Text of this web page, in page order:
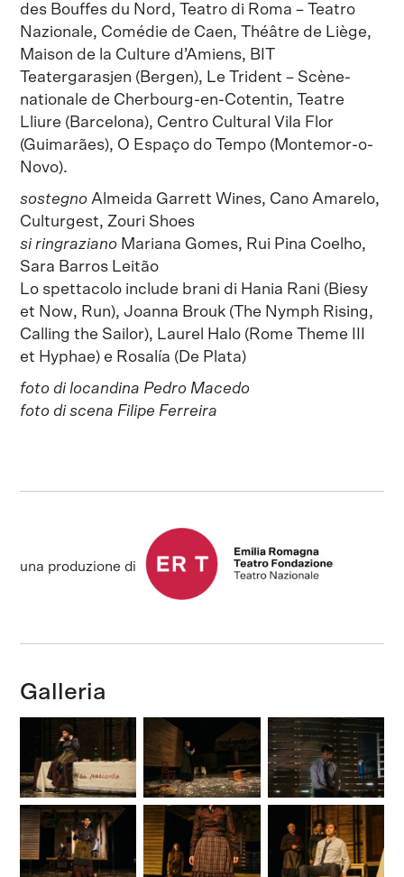
des Bouffes du Nord, Teatro di Roma – Teatro
Nazionale, Comédie de Caen, Théâtre de Liège,
Maison de la Culture d’Amiens, BIT
Teatergarasjen (Bergen), Le Trident – Scène-
nationale de Cherbourg-en-Cotentin, Teatre
Lliure (Barcelona), Centro Cultural Vila Flor
(Guimarães), O Espaço do Tempo (Montemor-o-
Novo).
sostegno Almeida Garrett Wines, Cano Amarelo,
Culturgest, Zouri Shoes
si ringraziano Mariana Gomes, Rui Pina Coelho,
Sara Barros Leitão
Lo spettacolo include brani di Hania Rani (Biesy
et Now, Run), Joanna Brouk (The Nymph Rising,
Calling the Sailor), Laurel Halo (Rome Theme III
et Hyphae) e Rosalía (De Plata)
foto di locandina Pedro Macedo
foto di scena Filipe Ferreira
una produzione di
Galleria